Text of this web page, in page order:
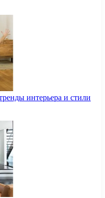
интерьера и стили